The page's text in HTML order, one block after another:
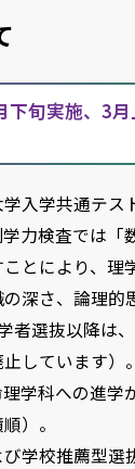
下旬実施、3
入学共通テス
力検査では「
ことにより、
深さ、論理的
者選抜以降は
しています）
学科への進学
）。
学校推薦型選